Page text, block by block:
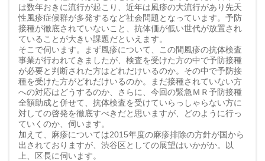
は数年おきに流行が起こり、近年は風疹の大流行があり先天
性風疹症候群が多発するなど社会問題となっています。予防
接種が徹底されていないこと、抗体価が低い世代が放置され
ていることが大きい課題だといえます。
そこで伺います。まず風疹について、この間風疹の抗体検査
事業が行われてきましたが、検査を受けた方の中で予防接種
が必要と判断された方はどれだけいるのか。その中で予防接
種を受けた方がどれだけいるのか。まだ接種されていない方
への対応はどうするのか、さらに、今回の緊急ＭＲ予防接種
全額助成と併せて、抗体検査を受けていらっしゃらない方に
対しての啓発を徹底すべきだと思いますが、どのように行っ
ていくのか、伺います。
加えて、麻疹については2015年度の麻疹排除の方針が国から
出されておりますが、渋谷区としての展望はいかがか。以
上、区長に伺います。